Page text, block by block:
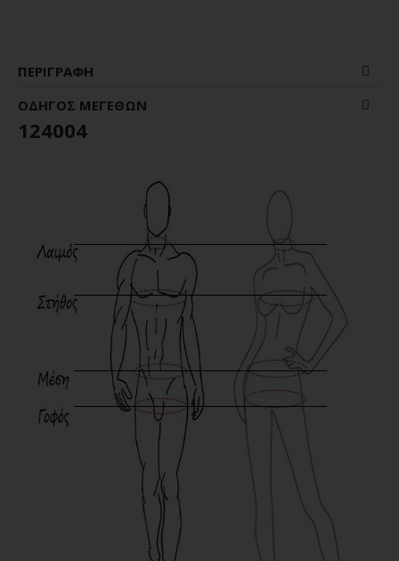
ΠΕΡΙΓΡΑΦΉ
ΟΔΗΓΌΣ ΜΕΓΕΘΏΝ
124004